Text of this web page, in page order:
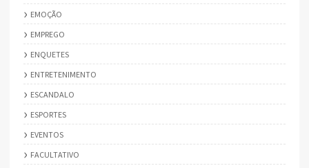
EMOÇÃO
EMPREGO
ENQUETES
ENTRETENIMENTO
ESCANDALO
ESPORTES
EVENTOS
FACULTATIVO